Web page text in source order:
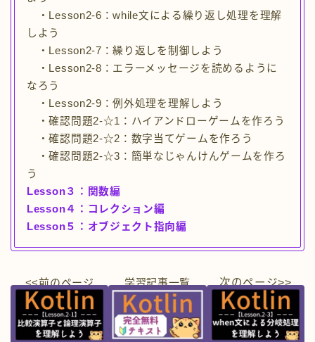
・Lesson2-6：while文による繰り返し処理を理解
しよう
・Lesson2-7：繰り返しを制御しよう
・Lesson2-8：エラーメッセージを読めるように
なろう
・Lesson2-9：例外処理を理解しよう
・確認問題2-☆1：ハイアンドローゲームを作ろう
・確認問題2-☆2：数字当てゲームを作ろう
・確認問題2-☆3：簡単なじゃんけんゲームを作ろ
う
Lesson３：関数編
Lesson４：コレクション編
Lesson５：オブジェクト指向編
<<前のページ 学習記事一覧 次のページ>>